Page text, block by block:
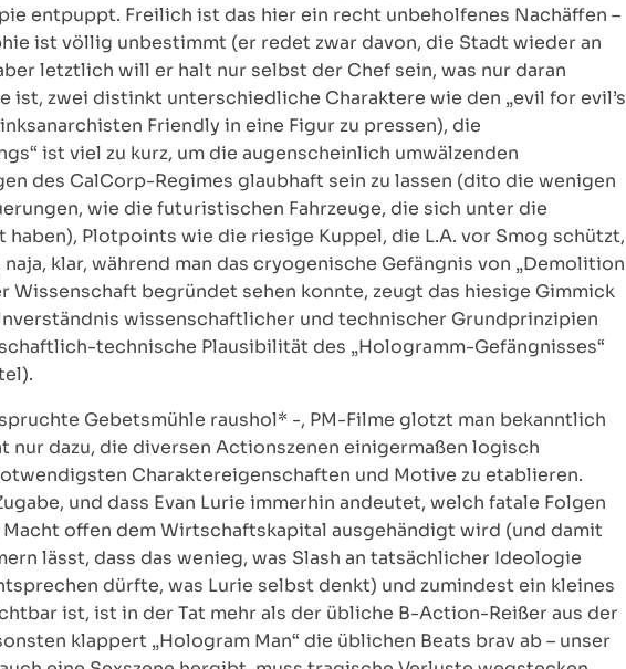
entpuppt. Freilich ist das hier ein recht unbeholfenes Nachäffen –
ist völlig unbestimmt (er redet zwar davon, die Stadt wieder an
letztlich will er halt nur selbst der Chef sein, was nur daran
ist, zwei distinkt unterschiedliche Charaktere wie den „evil for evil’s
Friendly in eine Figur zu pressen), die
ist viel zu kurz, um die augenscheinlich umwälzenden
des CalCorp-Regimes glaubhaft sein zu lassen (dito die wenigen
wie die futuristischen Fahrzeuge, die sich unter die
Plotpoints wie die riesige Kuppel, die L.A. vor Smog schützt,
klar, während man das cryogenische Gefängnis von „Demolition
Wissenschaft begründet sehen konnte, zeugt das hiesige Gimmick
wissenschaftlicher und technischer Grundprinzipien
technische Plausibilität des „Hologramm-Gefängnisses“
Gebetsmühle raushol* -, PM-Filme glotzt man bekanntlich
nur dazu, die diversen Actionszenen einigermaßen logisch
Charaktereigenschaften und Motive zu etablieren.
und dass Evan Lurie immerhin andeutet, welch fatale Folgen
offen dem Wirtschaftskapital ausgehändigt wird (und damit
lässt, dass das wenieg, was Slash an tatsächlicher Ideologie
dürfte, was Lurie selbst denkt) und zumindest ein kleines
ist, ist in der Tat mehr als der übliche B-Action-Reißer aus der
klappert „Hologram Man“ die üblichen Beats brav ab – unser